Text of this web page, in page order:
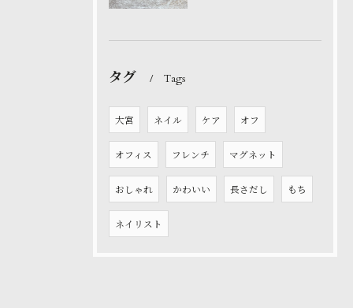
タグ Tags
大宮 ネイル ケア オフ
オフィス フレンチ マグネット
おしゃれ かわいい 長さだし もち
ネイリスト